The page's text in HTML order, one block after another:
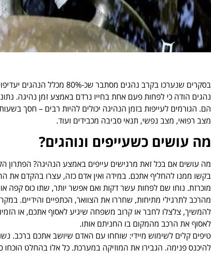
בסקרים שנערכו בקרב נהגים
נהגים הודה כי לפחות פעם אחת בחייו נרדם באמצע זמן נהיגה.
הם. הגורמים לעייפות בזמן הנהיגה יכולים להיות רבים – חסך
מצב רפואי, מצב נפשי, תנאי סביבה מכבידים ועוד.
מה עושים כשעייפים ונוהגים?
מה עושים אם בכל זאת מרגישים עייפים באמצע הנהיגה? הפתרון
בקשו ממנו להחליף אתכם. במידה ואין אדם כזה, עצרו בהקדם את
מוכרזת. נוחו שם לפחות עשר דקות ואם אפשר יותר, שתו כוס קפה
מהרכב לתרגילי מתיחות, שחררו את הצוואר, הכתפיים והידיים.
להמשיך, צלצלו לחבר או קרוב משפחה שיגיע לאסוף אתכם, או
לאסוף את הרכב מהמקום בו החניתם אותו.
טיפים קלים לשימוש מיידי: שוחחו עם האדם שיושב אתכם ברכב.
להיכנס פנימה. הגבירו את המוזיקה במערכת. כל אלו בהחלט הוכחו